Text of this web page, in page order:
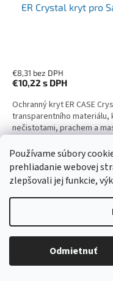
Používame súbory
prehliadanie webovej
zlepšovali jej funkcie,
Odmietnuť
ER Crystal kryt pro
€8,31 bez DPH
€10,22 s DPH
Ochranný kryt ER CASE
transparentního materiálu,
nečistotami, prachem a
snadné a...
Zápätie